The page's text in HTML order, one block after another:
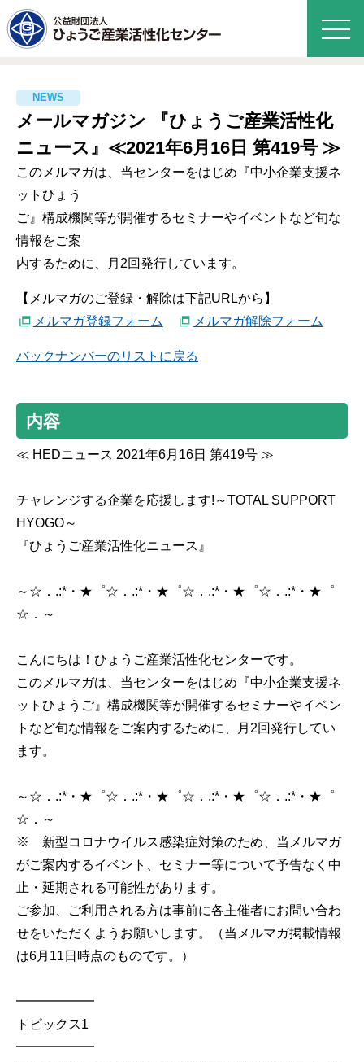
メールマガジン 『ひょうご産業活性化
ニュース』≪2021年6月16日 第419号 ≫
このメルマガは、当センターをはじめ『中小企業支援ネ
ットひょう
ご』構成機関等が開催するセミナーやイベントなど旬な
情報をご案
内するために、月2回発行しています。
【メルマガのご登録・解除は下記URLから】
メルマガ登録フォーム
メルマガ解除フォーム
バックナンバーのリストに戻る
内容
≪ HEDニュース 2021年6月16日 第419号 ≫
チャレンジする企業を応援します!～TOTAL SUPPORT
HYOGO～
『ひょうご産業活性化ニュース』
～☆．.:*・★゜☆．.:*・★゜☆．.:*・★゜☆．.:*・★゜
☆．～
こんにちは！ひょうご産業活性化センターです。
このメルマガは、当センターをはじめ『中小企業支援ネ
ットひょうご』構成機関等が開催するセミナーやイベン
トなど旬な情報をご案内するために、月2回発行してい
ます。
～☆．.:*・★゜☆．.:*・★゜☆．.:*・★゜☆．.:*・★゜
☆．～
※ 新型コロナウイルス感染症対策のため、当メルマガ
がご案内するイベント、セミナー等について予告なく中
止・延期される可能性があります。
ご参加、ご利用される方は事前に各主催者にお問い合わ
せをいただくようお願いします。（当メルマガ掲載情報
は6月11日時点のものです。）
━━━━━━
トピックス1
━━━━━━